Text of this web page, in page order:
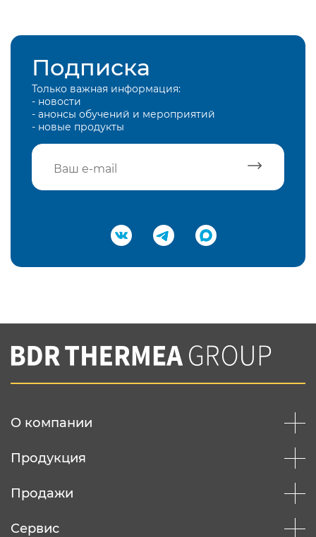
Подписка
Только важная информация:
- новости
- анонсы обучений и мероприятий
- новые продукты
Подтвердить e-mail
Вы соглашаетесь с нашей политикой
конфеденциальности
О компании
Продукция
Продажи
Сервис